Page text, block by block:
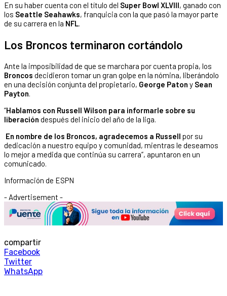
En su haber cuenta con el título del Super Bowl XLVIII, ganado con
los Seattle Seahawks, franquicia con la que pasó la mayor parte
de su carrera en la NFL.
Los Broncos terminaron cortándolo
Ante la imposibilidad de que se marchara por cuenta propia, los
Broncos decidieron tomar un gran golpe en la nómina, liberándolo
en una decisión conjunta del propietario, George Paton y Sean
Payton
“Hablamos con Russell Wilson para informarle sobre su
liberación después del inicio del año de la liga.
En nombre de los Broncos, agradecemos a Russell por su
dedicación a nuestro equipo y comunidad, mientras le deseamos
lo mejor a medida que continúa su carrera”, apuntaron en un
comunicado.
Información de ESPN
- Advertisement -
compartir
Facebook
Twitter
WhatsApp